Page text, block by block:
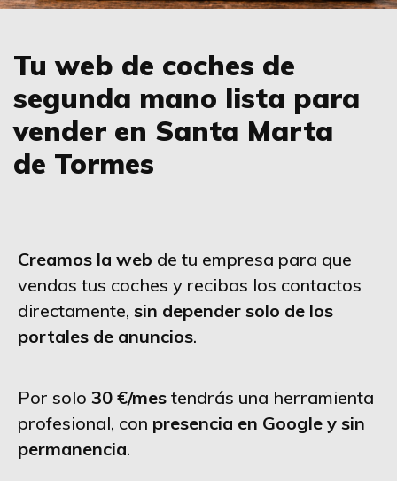
Tu web de coches de
segunda mano lista para
vender en Santa Marta
de Tormes
Creamos la web de tu empresa para que
vendas tus coches y recibas los contactos
directamente, sin depender solo de los
portales de anuncios.
Por solo 30 €/mes tendrás una herramienta
profesional, con presencia en Google y sin
permanencia.